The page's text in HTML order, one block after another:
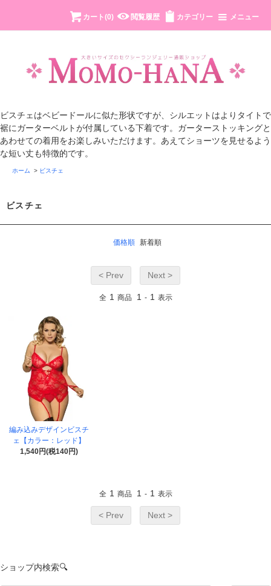
カート(0) 閲覧履歴 カテゴリー メニュー
ビスチェはベビードールに似た形状ですが、シルエットはよりタイトで
裾にガーターベルトが付属している下着です。ガーターストッキングと
あわせての着用をお楽しみいただけます。あえてショーツを見せるよう
な短い丈も特徴的です。
ホーム > ビスチェ
ビスチェ
価格順 新着順
< Prev Next >
全 1 商品 1 - 1 表示
編み込みデザインビスチ
ェ【カラー：レッド】
1,540円(税140円)
全 1 商品 1 - 1 表示
< Prev Next >
ショップ内検索🔍